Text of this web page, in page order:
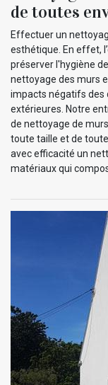
de toutes
Effectuer un
esthétique. En effet,
préserver l'hygiène
nettoyage des murs
impacts négatifs des
extérieures. Notre
de nettoyage de
toute taille et de
avec efficacité un
matériaux qui